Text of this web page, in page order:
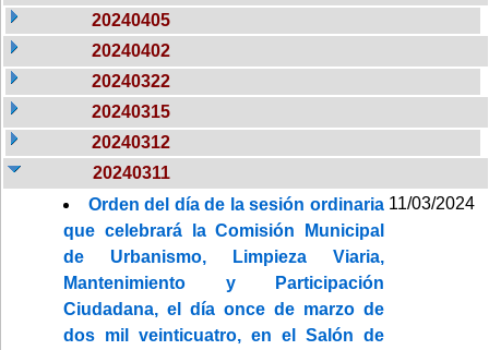
20240405
20240402
20240322
20240315
20240312
20240311
Orden del día de la sesión ordinaria
que celebrará la Comisión Municipal
de Urbanismo, Limpieza Viaria,
Mantenimiento y Participación
Ciudadana, el día once de marzo de
dos mil veinticuatro, en el Salón de
11/03/2024